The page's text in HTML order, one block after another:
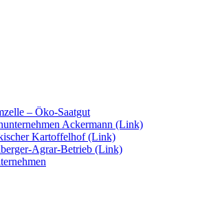
– Öko-Saatgut
Ackermann (Link)
Kartoffelhof (Link)
Agrar-Betrieb (Link)